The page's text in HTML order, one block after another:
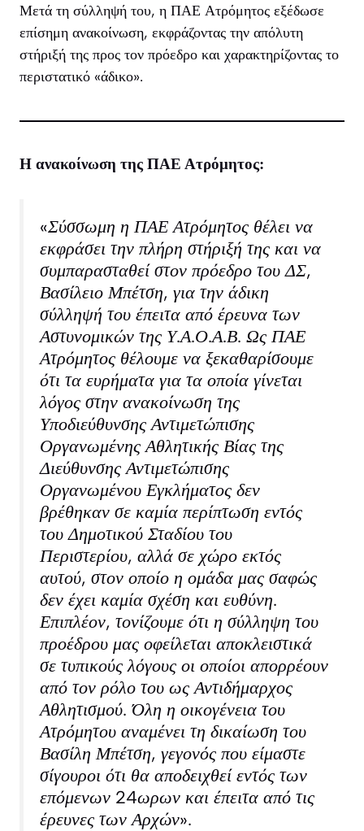
Μετά τη σύλληψή του, η ΠΑΕ Ατρόμητος εξέδωσε
επίσημη ανακοίνωση, εκφράζοντας την απόλυτη
στήριξή της προς τον πρόεδρο και χαρακτηρίζοντας το
περιστατικό «άδικο».
Η ανακοίνωση της ΠΑΕ Ατρόμητος:
«Σύσσωμη η ΠΑΕ Ατρόμητος θέλει να
εκφράσει την πλήρη στήριξή της και να
συμπαρασταθεί στον πρόεδρο του ΔΣ,
Βασίλειο Μπέτση, για την άδικη
σύλληψή του έπειτα από έρευνα των
Αστυνομικών της Υ.Α.Ο.Α.Β. Ως ΠΑΕ
Ατρόμητος θέλουμε να ξεκαθαρίσουμε
ότι τα ευρήματα για τα οποία γίνεται
λόγος στην ανακοίνωση της
Υποδιεύθυνσης Αντιμετώπισης
Οργανωμένης Αθλητικής Βίας της
Διεύθυνσης Αντιμετώπισης
Οργανωμένου Εγκλήματος δεν
βρέθηκαν σε καμία περίπτωση εντός
του Δημοτικού Σταδίου του
Περιστερίου, αλλά σε χώρο εκτός
αυτού, στον οποίο η ομάδα μας σαφώς
δεν έχει καμία σχέση και ευθύνη.
Επιπλέον, τονίζουμε ότι η σύλληψη του
προέδρου μας οφείλεται αποκλειστικά
σε τυπικούς λόγους οι οποίοι απορρέουν
από τον ρόλο του ως Αντιδήμαρχος
Αθλητισμού. Όλη η οικογένεια του
Ατρόμητου αναμένει τη δικαίωση του
Βασίλη Μπέτση, γεγονός που είμαστε
σίγουροι ότι θα αποδειχθεί εντός των
επόμενων 24ωρων και έπειτα από τις
έρευνες των Αρχών».